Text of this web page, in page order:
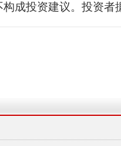
成投资建议。投资者